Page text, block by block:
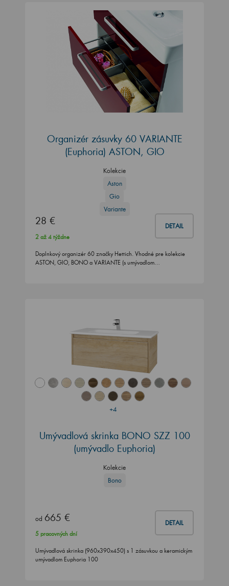
Organizér zásuvky 60 VARIANTE
(Euphoria) ASTON, GIO
Kolekcie
Aston
Gio
Variante
28 € DETAIL
2 až 4 týždne
Doplnkový organizér 60 značky Hettich. Vhodné pre kolekcie
ASTON, GIO, BONO a VARIANTE (s umývadlom…
+4
Umývadlová skrinka BONO SZZ 100
(umývadlo Euphoria)
Kolekcie
Bono
od 665 € DETAIL
5 pracovných dní
Umývadlová skrinka (960x390x450) s 1 zásuvkou a keramickým
umývadlom Euphoria 100